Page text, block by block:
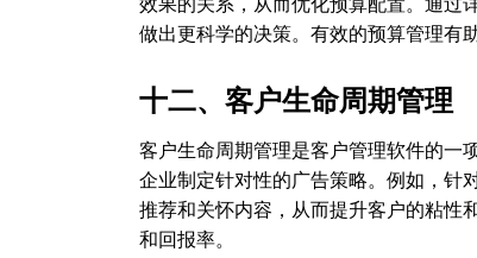
做出更科学的决策。有效的预算管理有
十二、客户生命周期管理
客户生命周期管理是客户管理软件的一
企业制定针对性的广告策略。例如，针
推荐和关怀内容，从而提升客户的粘性
和回报率。